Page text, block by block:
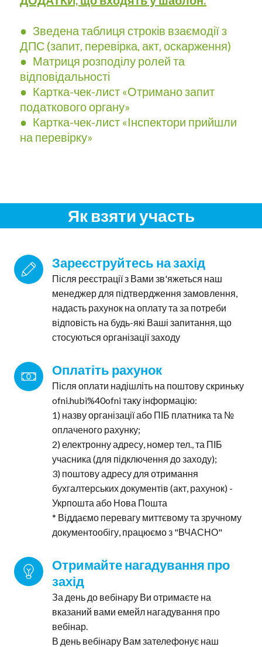
● Зведена таблиця строків взаємодії з
ДПС (запит, перевірка, акт, оскарження)
● Матриця розподілу ролей та
відповідальності
● Картка-чек-лист «Отримано запит
податкового органу»
● Картка-чек-лист «Інспектори прийшли
на перевірку»
Як взяти участь
Зареєструйтесь на захід
Після реєстрації з Вами зв'яжеться наш
менеджер для підтвердження замовлення,
надасть рахунок на оплату та за потреби
відповість на будь-які Ваші запитання, що
стосуються організації заходу
Оплатіть рахунок
Після оплати надішліть на поштову скриньку
ofni.hubi%40ofni таку інформацію:
1) назву організації або ПІБ платника та №
оплаченого рахунку;
2) електронну адресу, номер тел., та ПІБ
учасника (для підключення до заходу);
3) поштову адресу для отримання
бухгалтерських документів (акт, рахунок) -
Укрпошта або Нова Пошта
* Віддаємо перевагу миттєвому та зручному
документообігу, працюємо з "ВЧАСНО"
Отримайте нагадування про
захід
За день до вебінару Ви отримаєте на
вказаний вами емейл нагадування про
вебінар.
В день вебінару Вам зателефонує наш